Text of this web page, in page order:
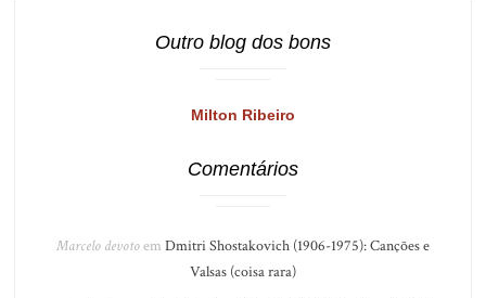
Outro blog dos bons
Milton Ribeiro
Comentários
Marcelo devotoem Dmitri Shostakovich (1906-1975): Canções e
Valsas (coisa rara)